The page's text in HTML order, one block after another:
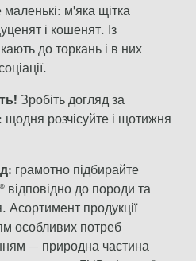
м'яка щітка
і кошенят. Із
до торкань і в них
Зробіть догляд за
розчісуйте і щотижня
грамотно підбирайте
відповідно до породи та
Асортимент продукції
особливих потреб
— природна частина